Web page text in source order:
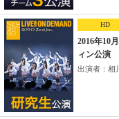
HD
2016年10
ィン公演
出演者：相